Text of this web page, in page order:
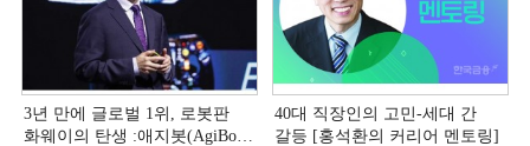
3년 만에 글로벌 1위, 로봇판
화웨이의 탄생 :애지봇(AgiBot·
40대 직장인의 고민-세대 간
갈등 [홍석환의 커리어 멘토링]